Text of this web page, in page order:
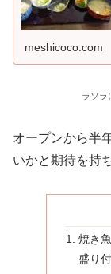
meshicoco.com
ラソラ
オープンから半
いかと期待を持
焼き
盛り